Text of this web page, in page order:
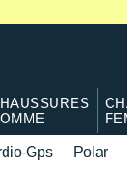
Gps Polar